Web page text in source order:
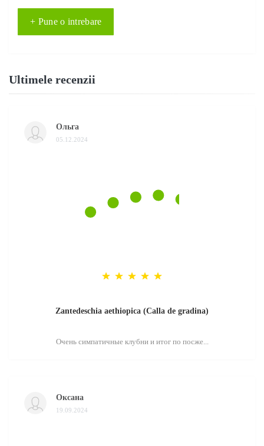
+ Pune o intrebare
Ultimele recenzii
Ольга
05.12.2024
Zantedeschia aethiopica (Calla de gradina)
Очень симпатичные клубни и итог по посже...
Оксана
19.09.2024